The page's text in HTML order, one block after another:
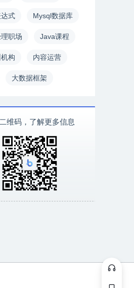
式 Mysql数据库
职场 Java课程
构 内容运营
大数据框架
维码，了解更多信息